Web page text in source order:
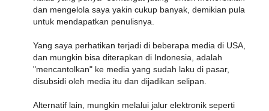
dan mengelola saya yakin cukup banyak, demikian pula
untuk mendapatkan penulisnya.
Yang saya perhatikan terjadi di beberapa media di USA,
dan mungkin bisa diterapkan di Indonesia, adalah
"mencantolkan" ke media yang sudah laku di pasar,
disubsidi oleh media itu dan dijadikan selipan.
Alternatif lain, mungkin melalui jalur elektronik seperti